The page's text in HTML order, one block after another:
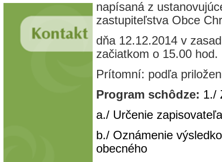
napísaná z
zastupiteľstva Obce
dňa 12.12.2014 v
začiatkom o 15.00 hod.
Prítomní: podľa
Program schôdze: 1./
a./ Určenie
b./ Oznámenie
obecného